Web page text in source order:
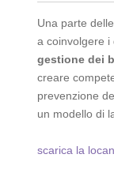
Una parte
a coinvolgere i
gestione dei
creare
prevenzione
un modello di
scarica la